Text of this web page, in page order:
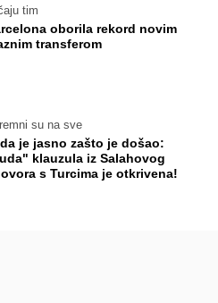
tim
oborila rekord novim
transferom
su na sve
je jasno zašto je došao:
klauzula iz Salahovog
s Turcima je otkrivena!